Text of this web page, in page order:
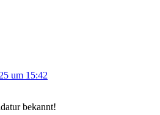
um 15:42
bekannt!